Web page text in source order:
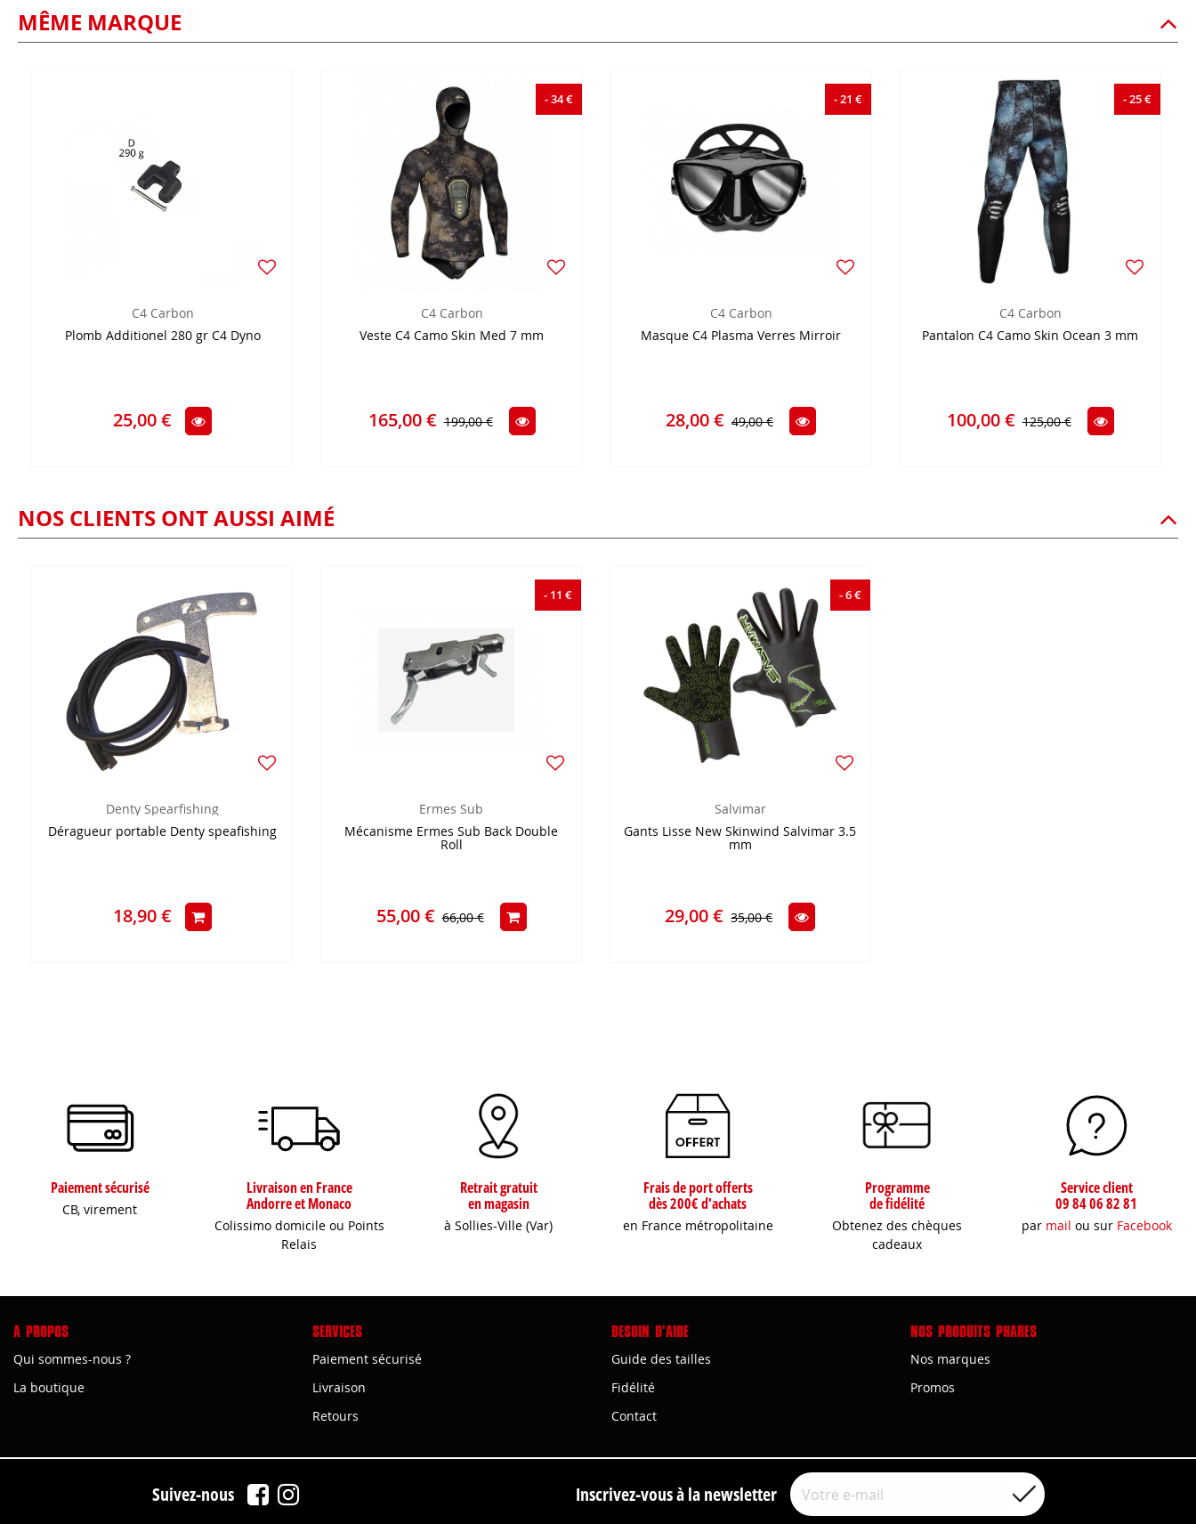
MÊME MARQUE
C4 Carbon
Plomb Additionel 280 gr C4 Dyno
25,00 €
- 34 €
C4 Carbon
Veste C4 Camo Skin Med 7 mm
165,00 € 199,00 €
- 21 €
C4 Carbon
Masque C4 Plasma Verres Mirroir
28,00 € 49,00 €
- 25 €
C4 Carbon
Pantalon C4 Camo Skin Ocean 3 mm
100,00 € 125,00 €
NOS CLIENTS ONT AUSSI AIMÉ
Denty Spearfishing
Déragueur portable Denty speafishing
18,90 €
- 11 €
Ermes Sub
Mécanisme Ermes Sub Back Double
Roll
55,00 € 66,00 €
- 6 €
Salvimar
Gants Lisse New Skinwind Salvimar 3.5
mm
29,00 € 35,00 €
Paiement sécurisé
CB, virement
Livraison en France
Andorre et Monaco
Colissimo domicile ou Points
Relais
Retrait gratuit
en magasin
à Sollies-Ville (Var)
Frais de port offerts
dès 200€ d'achats
en France métropolitaine
Programme
de fidélité
Obtenez des chèques
cadeaux
Service client
09 84 06 82 81
par mail ou sur Facebook
A PROPOS
Qui sommes-nous ?
La boutique
SERVICES
Paiement sécurisé
Livraison
Retours
BESOIN D'AIDE
Guide des tailles
Fidélité
Contact
NOS PRODUITS PHARES
Nos marques
Promos
Suivez-nous Inscrivez-vous à la newsletter